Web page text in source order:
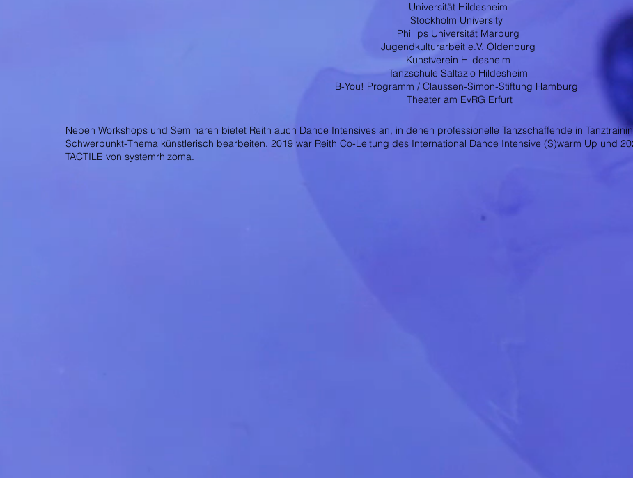
Universität Hildesheim
Stockholm University
Phillips Universität Marburg
Jugendkulturarbeit e.V. Oldenburg
Kunstverein Hildesheim
Tanzschule Saltazio Hildesheim
B-You! Programm / Claussen-Simon-Stiftung Hamburg
Theater am EvRG Erfurt
Neben Workshops und Seminaren bietet Reith auch Dance Intensives an, in denen professionelle Tanzschaffende in
Schwerpunkt-Thema künstlerisch bearbeiten. 2019 war Reith Co-Leitung des International Dance Intensive (S)warm Up und
TACTILE von systemrhizoma.